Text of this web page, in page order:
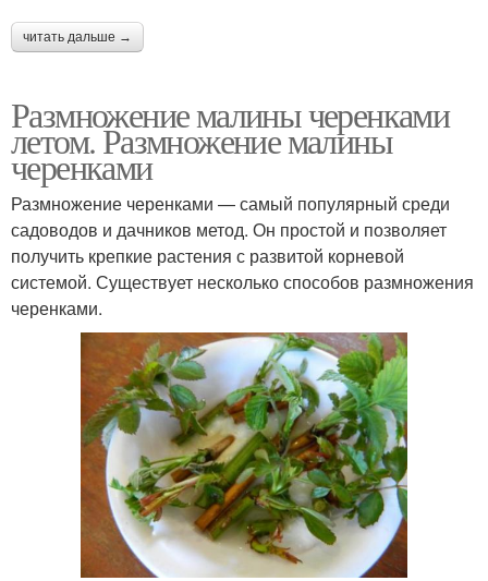
читать дальше →
Размножение малины черенками
летом. Размножение малины
черенками
Размножение черенками — самый популярный среди
садоводов и дачников метод. Он простой и позволяет
получить крепкие растения с развитой корневой
системой. Существует несколько способов размножения
черенками.